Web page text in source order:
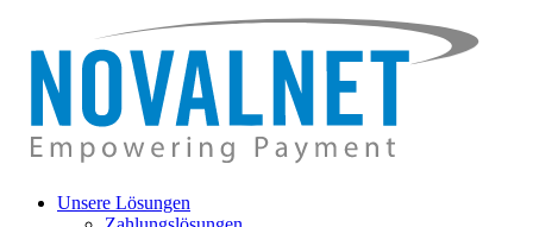
Unsere Lösungen